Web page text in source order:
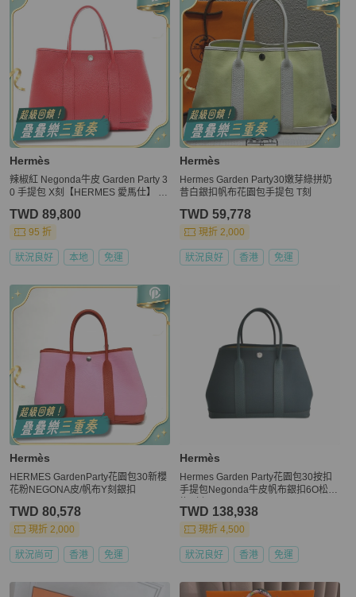
Hermès
辣椒紅 Negonda牛皮 Garden Party 3
0 手提包 X刻【HERMES 愛馬仕】 H
TWD 89,800
95 折
狀況良好 本地 免運
Hermès
Hermes Garden Party30嫩芽綠拼奶
昔白銀扣帆布花園包手提包 T刻
TWD 59,778
現折 2,000
狀況良好 香港 免運
Hermès
HERMES GardenParty花園包30新櫻
花粉NEGONA皮/帆布Y刻銀扣
TWD 80,578
現折 2,000
狀況尚可 香港 免運
Hermès
Hermes Garden Party花園包30按扣
手提包Negonda牛皮帆布銀扣6O松柏
TWD 138,938
現折 4,500
狀況良好 香港 免運